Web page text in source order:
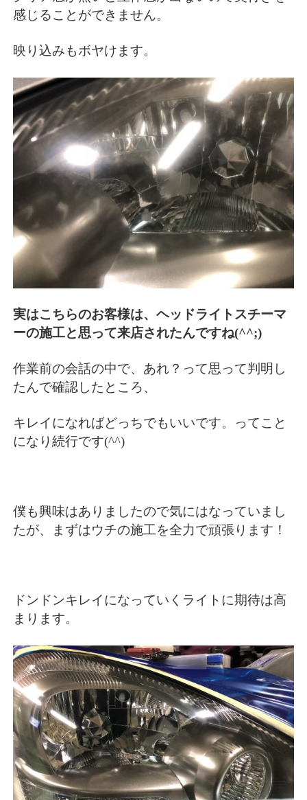
感じることができません。
映り込みもボヤけます。
実はこちらのお客様は、ヘッドライトスチーマ
ーの施工と思って来店されたんですね(^^;)
作業前の会話の中で、あれ？って思って判明し
たんで確認したところ、
キレイになればどっちでもいいです。ってこと
になり続行です(^^)
僕も興味はありましたので気にはなっていまし
たが、まずはウチの施工を全力で頑張ります！
ドンドンキレイになっていくライトに期待は高
まります。